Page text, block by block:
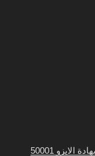
فوائد شهادة الايزو 50001